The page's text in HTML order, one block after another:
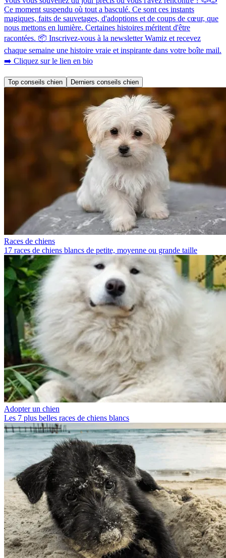
Ce moment suspendu où tout a basculé. Ce sont ces instants
magiques, faits de sauvetages, d'adoptions et de coups de cœur, que
nous mettons en lumière. Certaines histoires méritent d'être
racontées. 📦 Inscrivez-vous à la newsletter Wamiz et recevez
chaque semaine une histoire vraie et inspirante dans votre boîte mail.
➡️ Cliquez sur le lien en bio
Top conseils chien Derniers conseils chien
Races de chiens
17 races de chiens blancs de petite, moyenne ou grande taille
Adopter un chien
Les 7 plus belles races de chiens blancs